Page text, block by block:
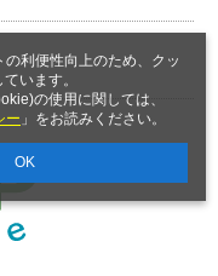
利便性向上のため、クッ
います。
の使用に関しては、
ー 」をお読みください。
OK